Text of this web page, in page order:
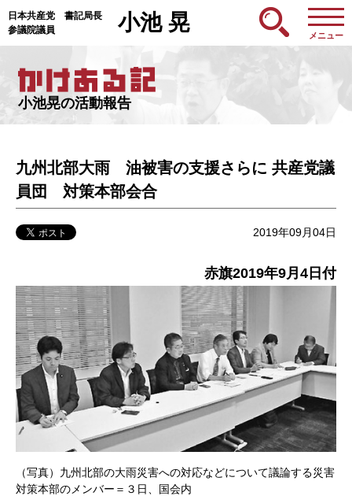
日本共産党 書記局長
参議院議員
小池 晃
メニュー
小池晃の活動報告
九州北部大雨 油被害の支援さらに 共産党議
員団 対策本部会合
2019年09月04日
赤旗2019年9月4日付
（写真）九州北部の大雨災害への対応などについて議論する災害
対策本部のメンバー＝３日、国会内